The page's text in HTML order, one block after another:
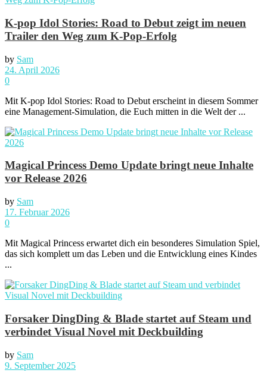
K-pop Idol Stories: Road to Debut zeigt im neuen
Trailer den Weg zum K-Pop-Erfolg
by Sam
24. April 2026
0
Mit K-pop Idol Stories: Road to Debut erscheint in diesem Sommer
eine Management-Simulation, die Euch mitten in die Welt der ...
Magical Princess Demo Update bringt neue Inhalte
vor Release 2026
by Sam
17. Februar 2026
0
Mit Magical Princess erwartet dich ein besonderes Simulation Spiel,
das sich komplett um das Leben und die Entwicklung eines Kindes
...
Forsaker DingDing & Blade startet auf Steam und
verbindet Visual Novel mit Deckbuilding
by Sam
9. September 2025